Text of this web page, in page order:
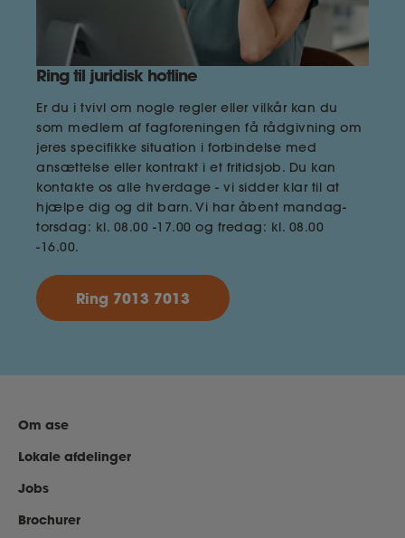
Ring til juridisk hotline
Er du i tvivl om nogle regler eller vilkår kan du
som medlem af fagforeningen få rådgivning om
jeres specifikke situation i forbindelse med
ansættelse eller kontrakt i et fritidsjob. Du kan
kontakte os alle hverdage - vi sidder klar til at
hjælpe dig og dit barn. Vi har åbent mandag-
torsdag: kl. 08.00 -17.00 og fredag: kl. 08.00
-16.00.
Ring 7013 7013
Om ase
Lokale afdelinger
Jobs
Brochurer